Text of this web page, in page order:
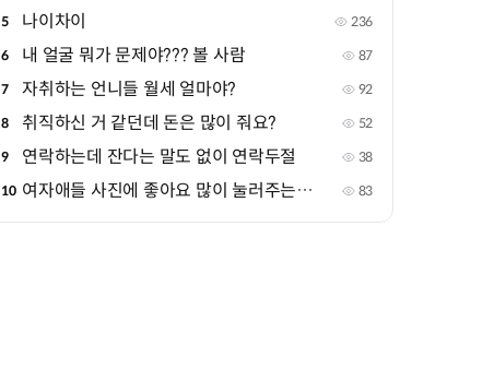
5 나이차이 236
6 내 얼굴 뭐가 문제야??? 볼 사람 87
7 자취하는 언니들 월세 얼마야? 92
8 취직하신 거 같던데 돈은 많이 줘요? 52
9 연락하는데 잔다는 말도 없이 연락두절 38
10 여자애들 사진에 좋아요 많이 눌러주는 애들 83